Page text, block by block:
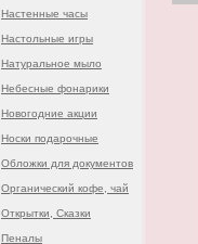
Настенные часы
Настольные игры
Натуральное мыло
Небесные фонарики
Новогодние акции
Носки подарочные
Обложки для документов
Органический кофе, чай
Открытки, Сказки
Пеналы